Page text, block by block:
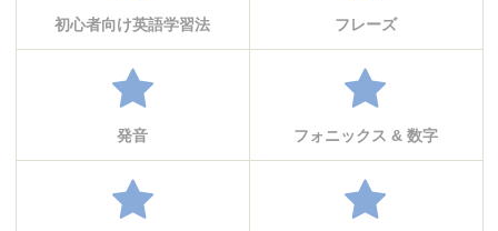
初心者向け英語学習法 フレーズ
発音 フォニックス & 数字